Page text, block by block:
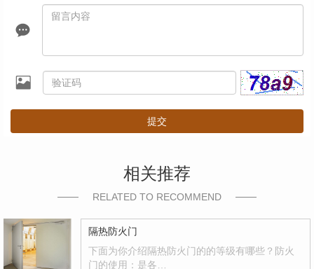
提交
相关推荐
RELATED TO RECOMMEND
隔热防火门
下面为你介绍隔热防火门的的等级有哪些？防火
门的使用：是各…